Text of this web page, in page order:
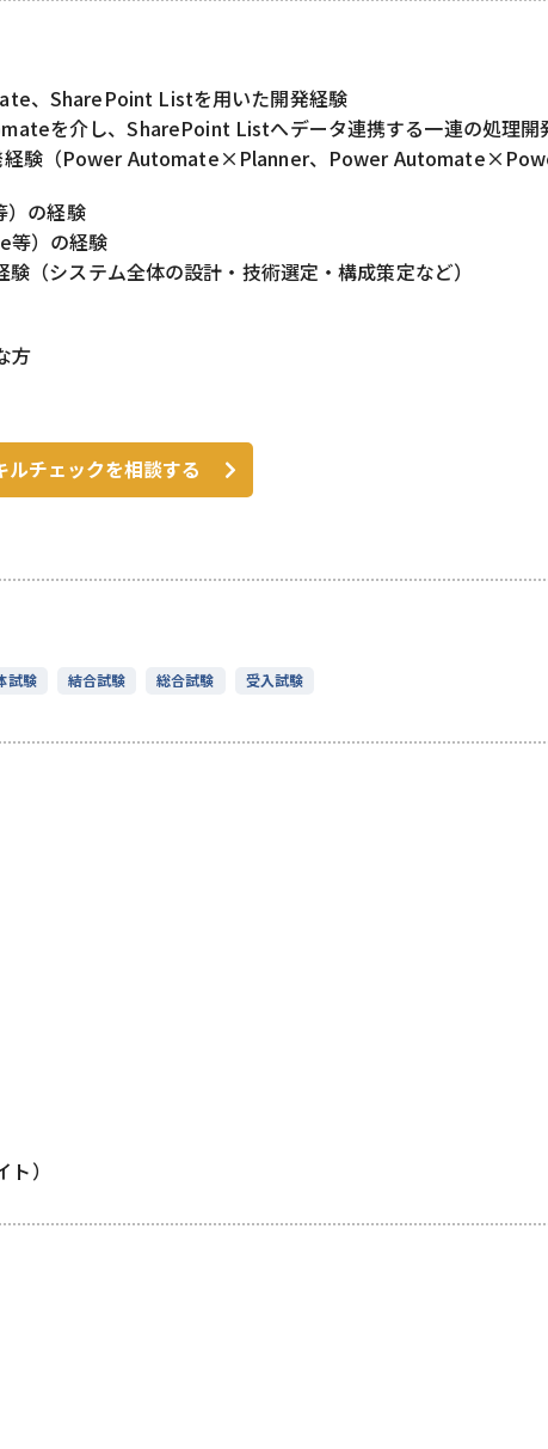
、SharePoint Listを用いた開発経験
を介し、SharePoint Listへデータ連携する一連の処理開
経験（Power Automate×Planner、Power
）の経験
等）の経験
（システム全体の設計・技術選定・構成策定など）
方
ルチェックを相談する
試験 結合試験 総合試験 受入試験
）